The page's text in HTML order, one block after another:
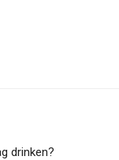
drinken?